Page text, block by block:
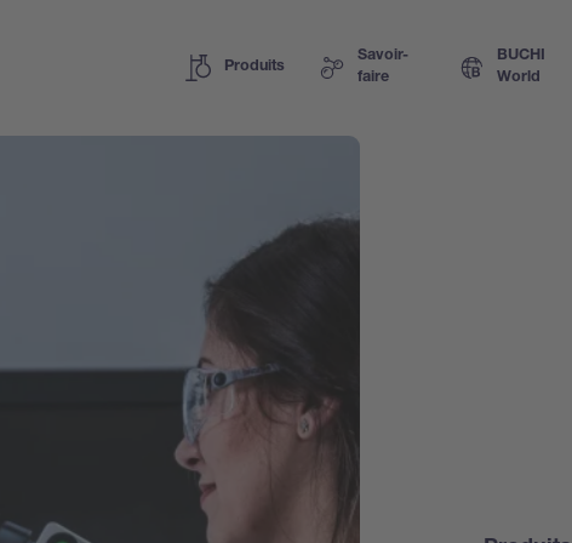
Produits
Savoir-
faire
BUCHI
World